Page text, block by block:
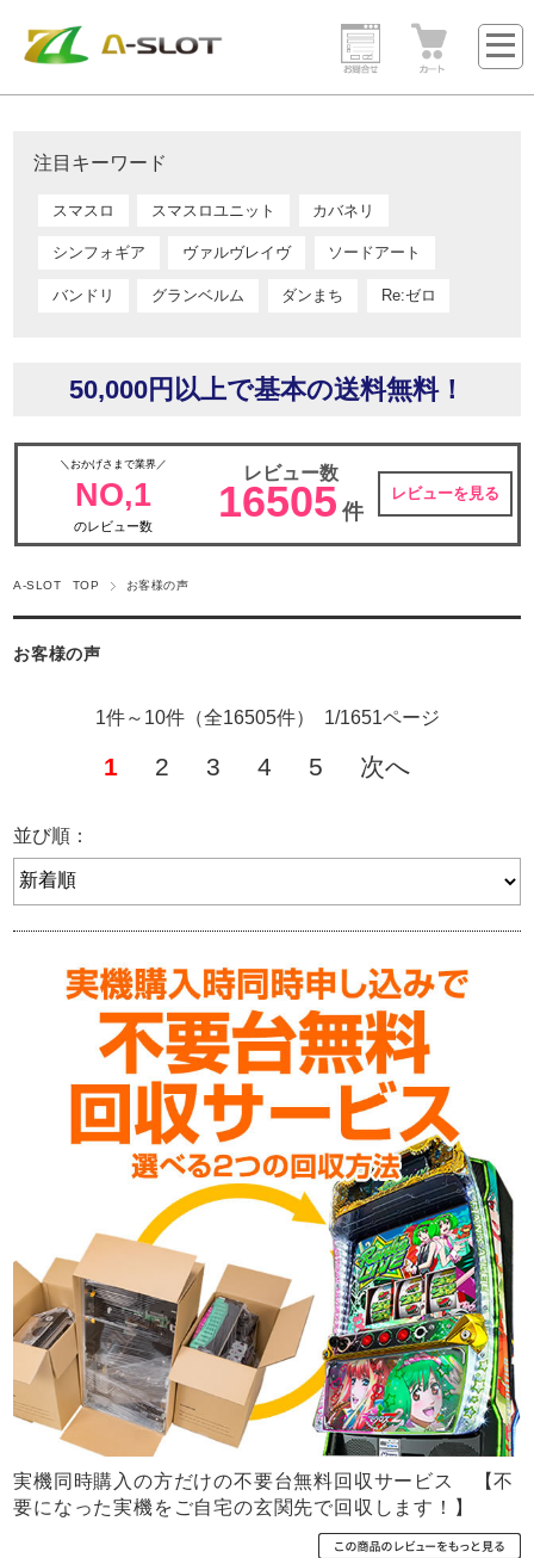
注目キーワード
スマスロ スマスロユニット カバネリ
シンフォギア ヴァルヴレイヴ ソードアート
バンドリ グランベルム ダンまち Re:ゼロ
50,000円以上で基本の送料無料！
＼おかげさまで業界／
NO,1
のレビュー数
レビュー数
16505 件
レビューを見る
A-SLOT TOP お客様の声
お客様の声
1件～10件（全16505件） 1/1651ページ
1 2 3 4 5 次へ
並び順：
実機同時購入の方だけの不要台無料回収サービス 【不
要になった実機をご自宅の玄関先で回収します！】